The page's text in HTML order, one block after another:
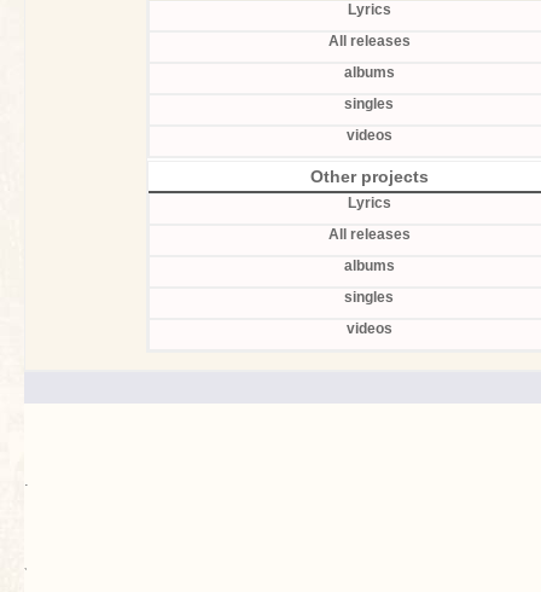
Lyrics
All releases
albums
singles
videos
Other projects
Lyrics
All releases
albums
singles
videos
.
`